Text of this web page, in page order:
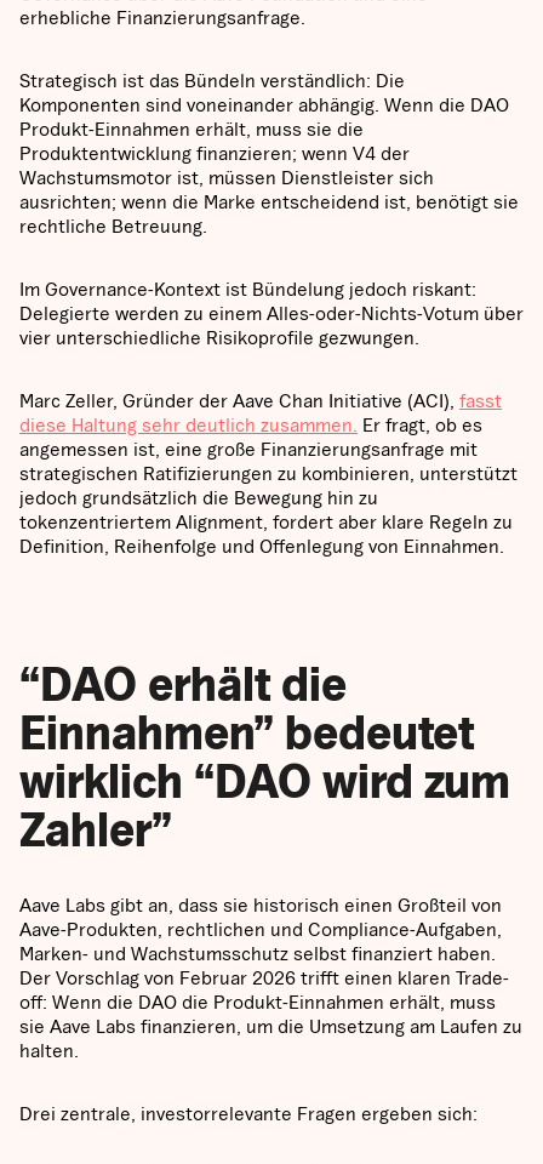
erhebliche Finanzierungsanfrage.
Strategisch ist das Bündeln verständlich: Die
Komponenten sind voneinander abhängig. Wenn die DAO
Produkt-Einnahmen erhält, muss sie die
Produktentwicklung finanzieren; wenn V4 der
Wachstumsmotor ist, müssen Dienstleister sich
ausrichten; wenn die Marke entscheidend ist, benötigt sie
rechtliche Betreuung.
Im Governance-Kontext ist Bündelung jedoch riskant:
Delegierte werden zu einem Alles-oder-Nichts-Votum über
vier unterschiedliche Risikoprofile gezwungen.
Marc Zeller, Gründer der Aave Chan Initiative (ACI), fasst
diese Haltung sehr deutlich zusammen. Er fragt, ob es
angemessen ist, eine große Finanzierungsanfrage mit
strategischen Ratifizierungen zu kombinieren, unterstützt
jedoch grundsätzlich die Bewegung hin zu
tokenzentriertem Alignment, fordert aber klare Regeln zu
Definition, Reihenfolge und Offenlegung von Einnahmen.
“DAO erhält die
Einnahmen” bedeutet
wirklich “DAO wird zum
Zahler”
Aave Labs gibt an, dass sie historisch einen Großteil von
Aave-Produkten, rechtlichen und Compliance-Aufgaben,
Marken- und Wachstumsschutz selbst finanziert haben.
Der Vorschlag von Februar 2026 trifft einen klaren Trade-
off: Wenn die DAO die Produkt-Einnahmen erhält, muss
sie Aave Labs finanzieren, um die Umsetzung am Laufen zu
halten.
Drei zentrale, investorrelevante Fragen ergeben sich: